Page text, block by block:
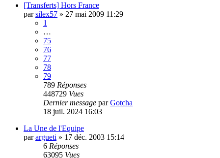
[Transferts] Hors France
parsilex57 » 27 mai 2009 11:29
1
…
75
76
77
78
79
789 Réponses
448729 Vues
Dernier message parGotcha
18 juil. 2024 16:03
La Une de l'Equipe
parargueti » 17 déc. 2003 15:14
6 Réponses
63095 Vues